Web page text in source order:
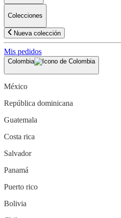
Colecciones
Nueva colección
Mis pedidos
Colombia
México
República dominicana
Guatemala
Costa rica
Salvador
Panamá
Puerto rico
Bolivia